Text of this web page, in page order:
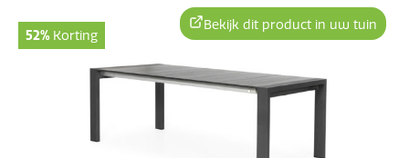
52% Korting
Bekijk dit product in uw tuin